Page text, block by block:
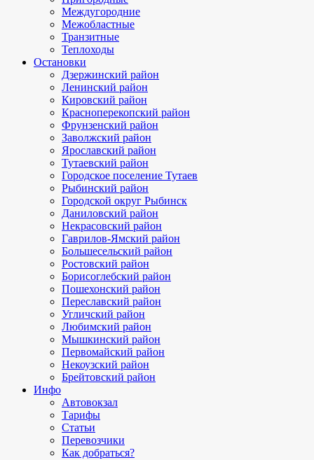
Междугородние
Межобластные
Транзитные
Теплоходы
Остановки
Дзержинский район
Ленинский район
Кировский район
Красноперекопский район
Фрунзенский район
Заволжский район
Ярославский район
Тутаевский район
Городское поселение Тутаев
Рыбинский район
Городской округ Рыбинск
Даниловский район
Некрасовский район
Гаврилов-Ямский район
Большесельский район
Ростовский район
Борисоглебский район
Пошехонский район
Переславский район
Угличский район
Любимский район
Мышкинский район
Первомайский район
Некоузский район
Брейтовский район
Инфо
Автовокзал
Тарифы
Статьи
Перевозчики
Как добраться?